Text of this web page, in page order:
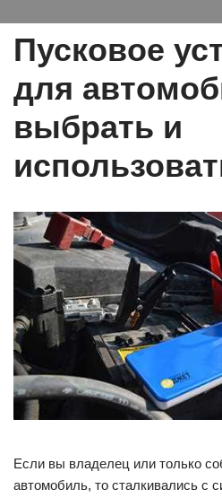
Пусковое
для
выбрать и
Если вы владелец или только
автомобиль, то сталкивались с